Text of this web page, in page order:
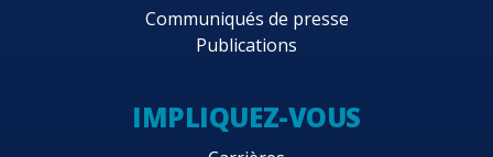
Communiqués de presse
Publications
IMPLIQUEZ-VOUS